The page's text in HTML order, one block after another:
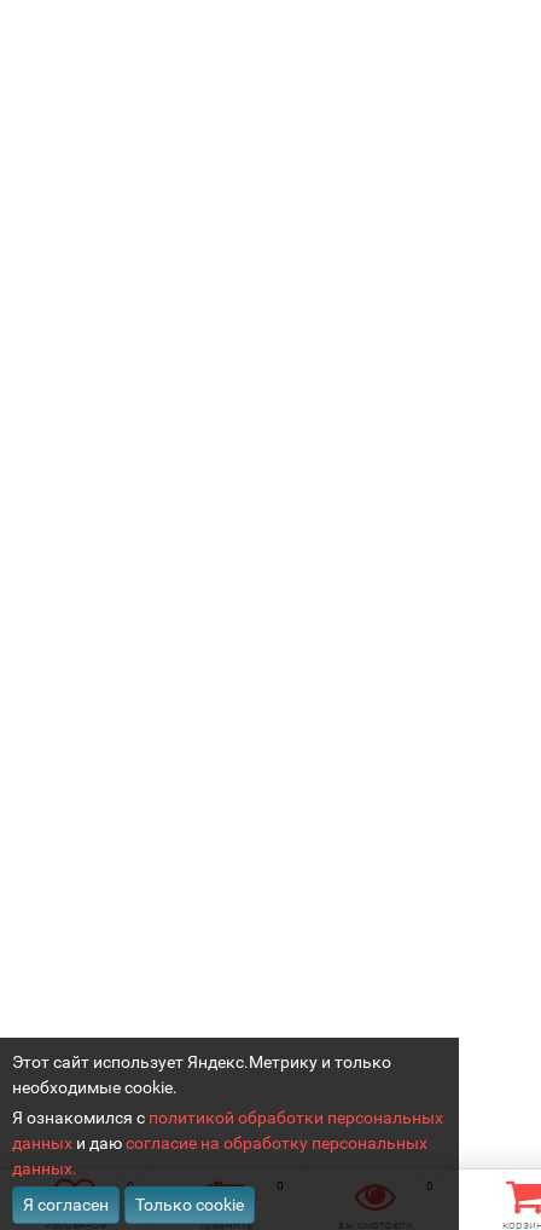
Этот сайт использует Яндекс.Метрику и только
необходимые cookie.
Я ознакомился с политикой обработки персональных
данных и даюсогласие на обработку персональных
данных.
Я согласен
Только cookie
0
избранное
0
сравнить
0
вы смотрели